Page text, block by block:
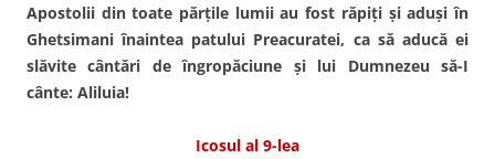
Apostolii din toate părţile lumii au fost răpiţi şi aduşi în
Ghetsimani înaintea patului Preacuratei, ca să aducă ei
slăvite cântări de îngropăciune şi lui Dumnezeu să-I
cânte: Aliluia!
Icosul al 9-lea